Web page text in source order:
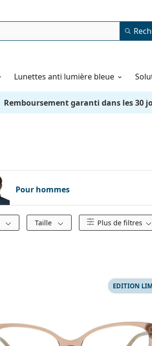
Lunettes anti lumière bleue
Remboursement garanti dans les 30
Pour hommes
Taille Plus de filtres
EDITION